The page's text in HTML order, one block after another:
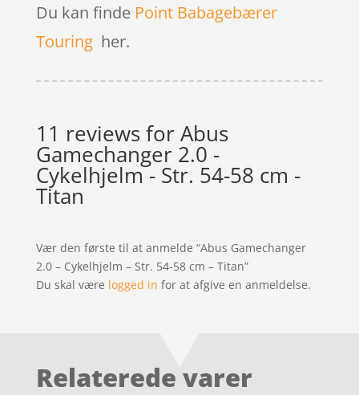
Du kan finde Point Babagebærer
Touringher.
11 reviews forAbus
Gamechanger 2.0 -
Cykelhjelm - Str. 54-58 cm -
Titan
Vær den første til at anmelde “Abus Gamechanger
2.0 – Cykelhjelm – Str. 54-58 cm – Titan”
Du skal være logged in for at afgive en anmeldelse.
Relaterede varer